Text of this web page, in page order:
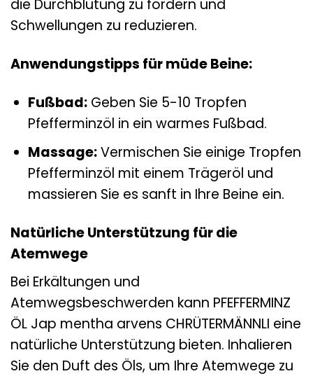
die Durchblutung zu fördern und
Schwellungen zu reduzieren.
Anwendungstipps für müde Beine:
Fußbad:Geben Sie 5-10 Tropfen
Pfefferminzöl in ein warmes Fußbad.
Massage:Vermischen Sie einige Tropfen
Pfefferminzöl mit einem Trägeröl und
massieren Sie es sanft in Ihre Beine ein.
Natürliche Unterstützung für die
Atemwege
Bei Erkältungen und
Atemwegsbeschwerden kann PFEFFERMINZ
ÖL Jap mentha arvens CHRÜTERMÄNNLI eine
natürliche Unterstützung bieten. Inhalieren
Sie den Duft des Öls, um Ihre Atemwege zu